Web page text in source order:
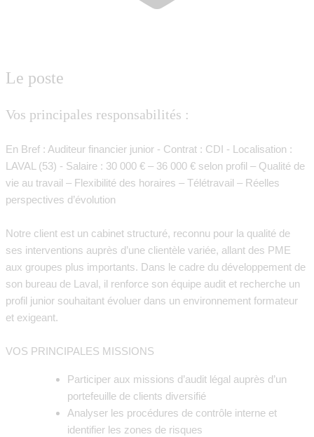
Le poste
Vos principales responsabilités :
En Bref : Auditeur financier junior - Contrat : CDI - Localisation :
LAVAL (53) - Salaire : 30 000 € – 36 000 € selon profil – Qualité de
vie au travail – Flexibilité des horaires – Télétravail – Réelles
perspectives d’évolution
Notre client est un cabinet structuré, reconnu pour la qualité de
ses interventions auprès d’une clientèle variée, allant des PME
aux groupes plus importants. Dans le cadre du développement de
son bureau de Laval, il renforce son équipe audit et recherche un
profil junior souhaitant évoluer dans un environnement formateur
et exigeant.
VOS PRINCIPALES MISSIONS
Participer aux missions d’audit légal auprès d’un
portefeuille de clients diversifié
Analyser les procédures de contrôle interne et
identifier les zones de risques